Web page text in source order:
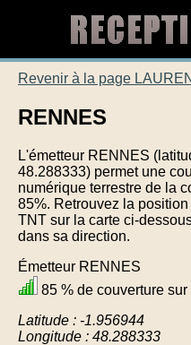
Revenir à la page
RENNES
L'émetteur RENNES
48.288333) permet une
numérique terrestre de la
85%. Retrouvez la
TNT sur la carte ci-
dans sa direction.
Émetteur RENNES
85 % de couverture
Latitude : -1.956944
Longitude : 48.288333